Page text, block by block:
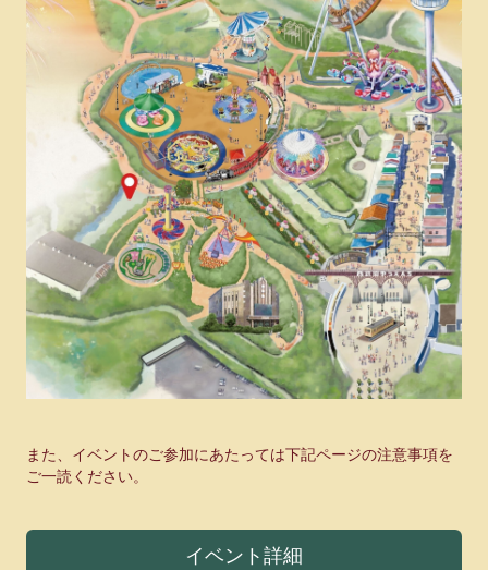
また、イベントのご参加にあたっては下記ページの注意事項を
ご一読ください。
イベント詳細